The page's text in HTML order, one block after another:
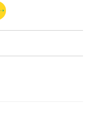
いは、そんな住まいをつくり